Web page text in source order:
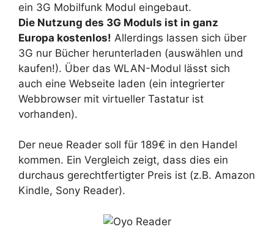
ein 3G Mobilfunk Modul eingebaut.
Die Nutzung des 3G Moduls ist in ganz
Europa kostenlos! Allerdings lassen sich über
3G nur Bücher herunterladen (auswählen und
kaufen!). Über das WLAN-Modul lässt sich
auch eine Webseite laden (ein integrierter
Webbrowser mit virtueller Tastatur ist
vorhanden).
Der neue Reader soll für 189€ in den Handel
kommen. Ein Vergleich zeigt, dass dies ein
durchaus gerechtfertigter Preis ist (z.B. Amazon
Kindle, Sony Reader).